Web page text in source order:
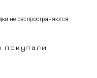
не распространяются.
покупали